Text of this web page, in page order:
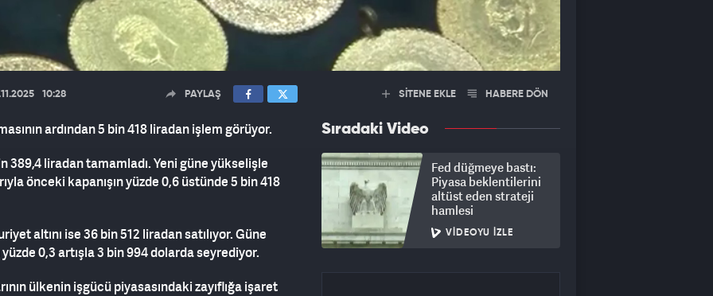
10:28 PAYLAŞ
ardından 5 bin 418 liradan işlem görüyor.
389,4 liradan tamamladı. Yeni güne yükselişle
önceki kapanışın yüzde 0,6 üstünde 5 bin 418
altını ise 36 bin 512 liradan satılıyor. Güne
0,3 artışla 3 bin 994 dolarda seyrediyor.
ülkenin işgücü piyasasındaki zayıflığa işaret
SİTENE EKLE HABERE DÖN
Sıradaki Video
Fed düğmeye bastı:
Piyasa beklentilerini
altüst eden strateji
hamlesi
VIDEOYU İZLE